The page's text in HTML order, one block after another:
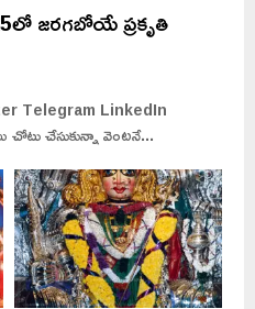
జరగబోయే ప్రకృతి
Telegram LinkedIn
చోటు చేసుకున్నా వెంటనే...